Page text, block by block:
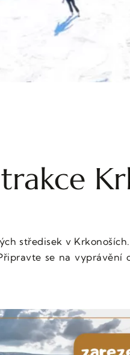
středisek v
se na vyprávění